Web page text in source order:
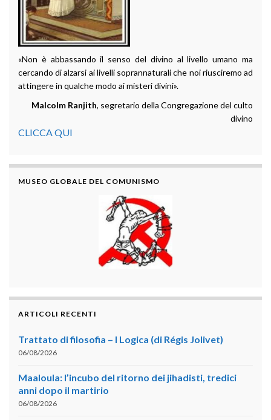
«Non è abbassando il senso del divino al livello umano ma
cercando di alzarsi ai livelli soprannaturali che noi riusciremo ad
attingere in qualche modo ai misteri divini».
Malcolm Ranjith, segretario della Congregazione del culto
divino
CLICCA QUI
MUSEO GLOBALE DEL COMUNISMO
ARTICOLI RECENTI
Trattato di filosofia – I Logica (di Régis Jolivet)
06/08/2026
Maaloula: l’incubo del ritorno dei jihadisti, tredici
anni dopo il martirio
06/08/2026